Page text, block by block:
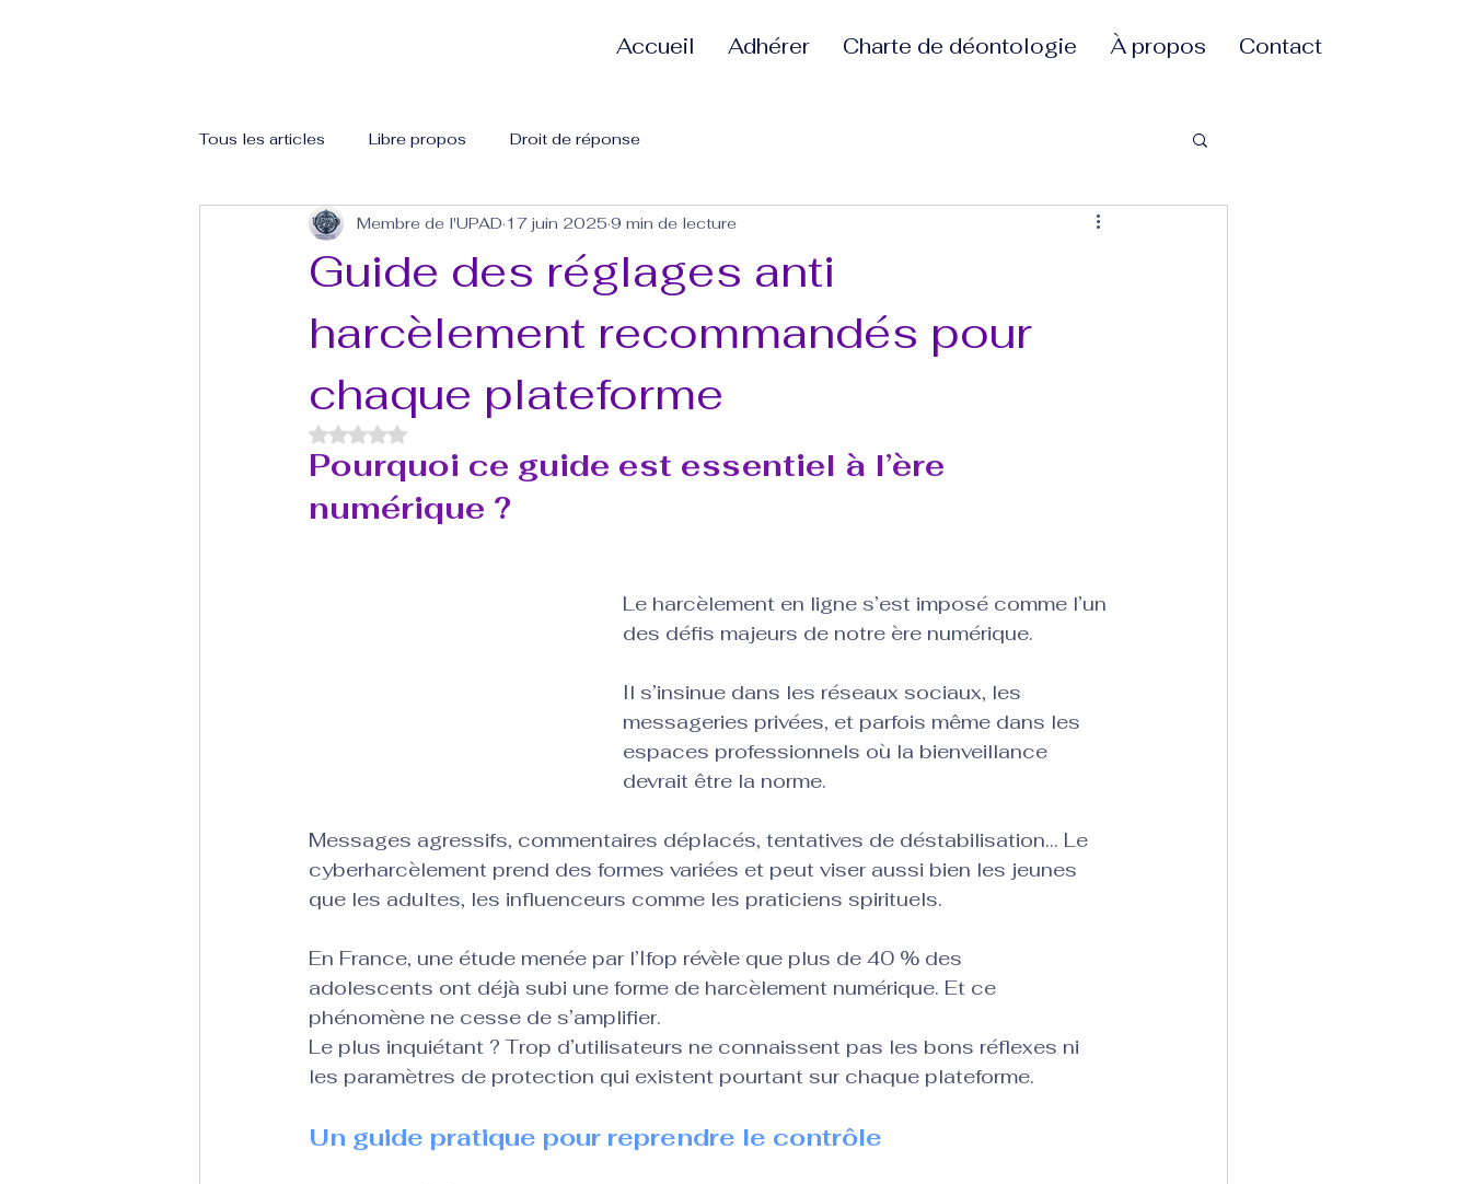
Accueil Adhérer Charte de déontologie À propos Contact
Tous les articles Libre propos Droit de réponse
Guide des réglages anti
harcèlement recommandés pour
chaque plateforme
Membre de l'UPAD 17 juin 2025 9 min de lecture
Noté NaN étoiles sur 5.
Pourquoi ce guide est essentiel à l’ère
numérique ?
Le harcèlement en ligne s’est imposé comme l’un
des défis majeurs de notre ère numérique.
Il s’insinue dans les réseaux sociaux, les
messageries privées, et parfois même dans les
espaces professionnels où la bienveillance
devrait être la norme.
Messages agressifs, commentaires déplacés, tentatives de déstabilisation... Le
cyberharcèlement prend des formes variées et peut viser aussi bien les jeunes
que les adultes, les influenceurs comme les praticiens spirituels.
En France, une étude menée par l’Ifop révèle que plus de 40 % des
adolescents ont déjà subi une forme de harcèlement numérique. Et ce
phénomène ne cesse de s’amplifier.
Le plus inquiétant ? Trop d’utilisateurs ne connaissent pas les bons réflexes ni
les paramètres de protection qui existent pourtant sur chaque plateforme.
Un guide pratique pour reprendre le contrôle